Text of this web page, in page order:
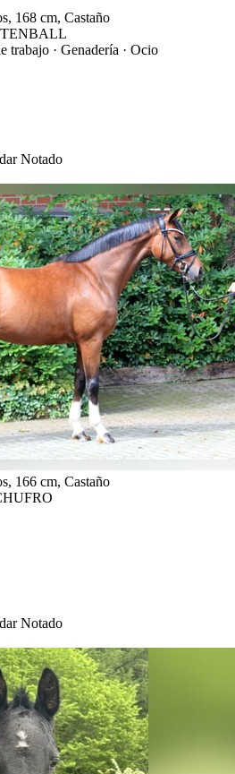
168 cm, Castaño
trabajo · Genadería · Ocio
Notado
166 cm, Castaño
Notado